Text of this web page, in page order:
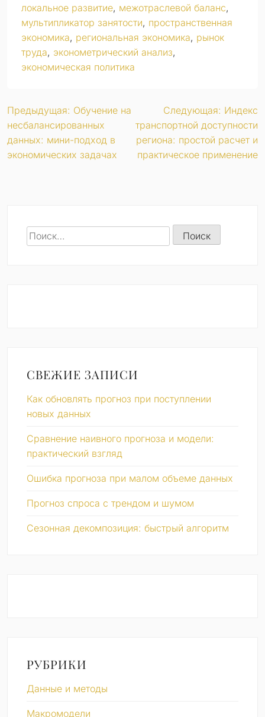
локальное развитие, межотраслевой баланс,
мультипликатор занятости, пространственная
экономика, региональная экономика, рынок
труда, эконометрический анализ,
экономическая политика
Навигация
по
Предыдущая: Обучение на
несбалансированных
данных: мини-подход в
экономических задачах
Следующая: Индекс
транспортной доступности
региона: простой расчет и
практическое применение
Найти:
СВЕЖИЕ ЗАПИСИ
Как обновлять прогноз при поступлении
новых данных
Сравнение наивного прогноза и модели:
практический взгляд
Ошибка прогноза при малом объеме данных
Прогноз спроса с трендом и шумом
Сезонная декомпозиция: быстрый алгоритм
РУБРИКИ
Данные и методы
Макромодели